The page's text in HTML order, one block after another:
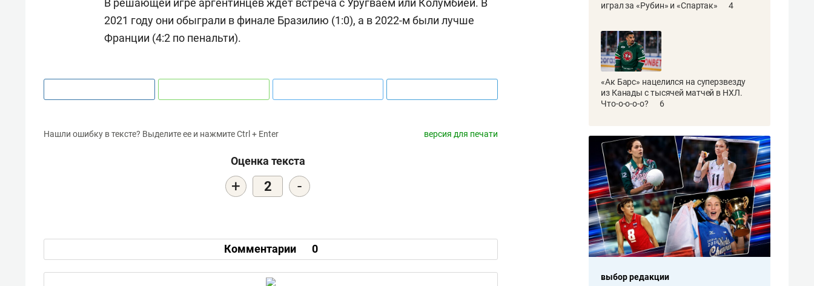
В решающей игре аргентинцев ждёт встреча с Уругваем или Колумбией. В
2021 году они обыграли в финале Бразилию (1:0), а в 2022-м были лучше
Франции (4:2 по пенальти).
Нашли ошибку в тексте? Выделите ее и нажмите Ctrl + Enter версия для печати
Оценка текста
+ 2 -
Комментарии 0
играл за «Рубин» и «Спартак»
4
«Ак Барс» нацелился на суперзвезду
из Канады с тысячей матчей в НХЛ.
Что-о-о-о-о?
6
выбор редакции